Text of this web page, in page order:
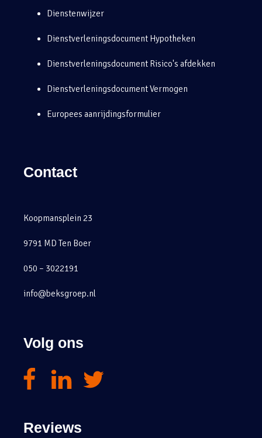
Dienstenwijzer
Dienstverleningsdocument Hypotheken
Dienstverleningsdocument Risico's afdekken
Dienstverleningsdocument Vermogen
Europees aanrijdingsformulier
Contact
Koopmansplein 23
9791 MD Ten Boer
050 – 3022191
info@beksgroep.nl
Volg ons
Reviews